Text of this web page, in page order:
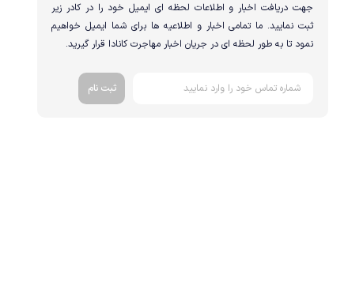
جهت دریافت اخبار و اطلاعات لحظه ای ایمیل خود را در کادر زیر
ثبت نمایید. ما تمامی اخبار و اطلاعیه ها برای شما ایمیل خواهیم
نمود تا به طور لحظه ای در جریان اخبار مهاجرت کانادا قرار گیرید.
ثبت نام